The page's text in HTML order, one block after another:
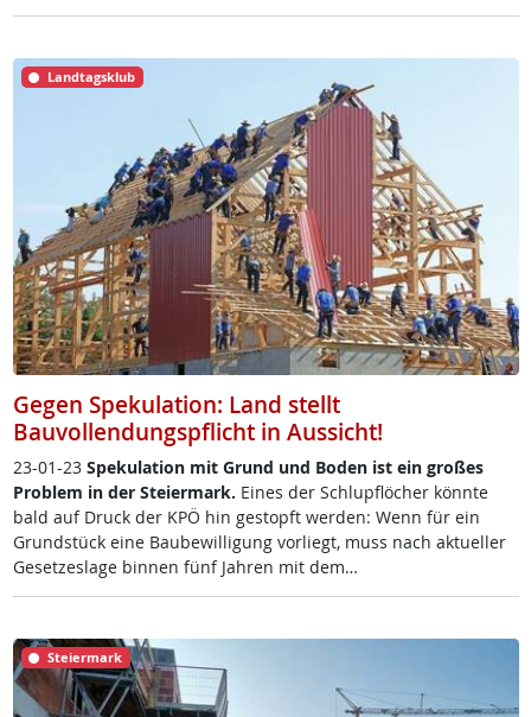
Landtagsklub
Gegen Spekulation: Land stellt
Bauvollendungspflicht in Aussicht!
23-01-23 Spe­ku­la­ti­on mit Grund und Bo­den ist ein gro­ßes
Pro­b­lem in der Stei­er­mark. Ei­nes der Schlupflöcher könn­te
bald auf Druck der KPÖ hin ge­stopft wer­den: Wenn für ein
Grund­stück ei­ne Bau­be­wil­li­gung vor­liegt, muss nach ak­tu­el­ler
Ge­set­zes­la­ge bin­nen fünf Jah­ren mit dem…
Steiermark